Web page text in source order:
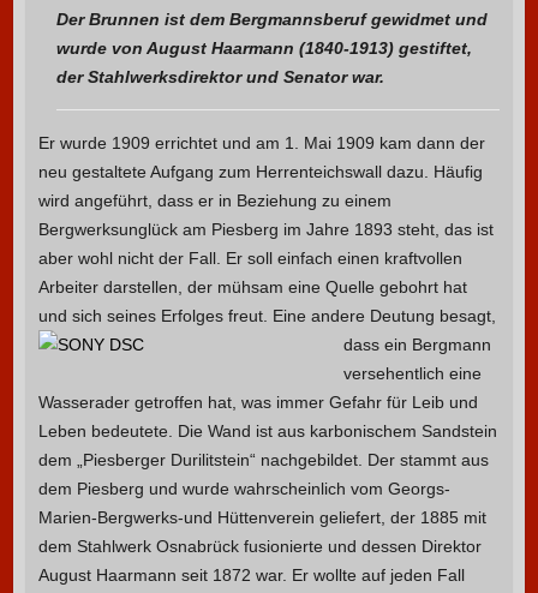
Der Brunnen ist dem Bergmannsberuf gewidmet und
wurde von August Haarmann (1840-1913) gestiftet,
der Stahlwerksdirektor und Senator war.
Er wurde 1909 errichtet und am 1. Mai 1909 kam dann der
neu gestaltete Aufgang zum Herrenteichswall dazu. Häufig
wird angeführt, dass er in Beziehung zu einem
Bergwerksunglück am Piesberg im Jahre 1893 steht, das ist
aber wohl nicht der Fall. Er soll einfach einen kraftvollen
Arbeiter darstellen, der mühsam eine Quelle gebohrt hat
und sich seines Erfolges freut. Eine andere Deutung besagt,
dass ein Bergmann
versehentlich eine
Wasserader getroffen hat, was immer Gefahr für Leib und
Leben bedeutete. Die Wand ist aus karbonischem Sandstein
dem „Piesberger Durilitstein“ nachgebildet. Der stammt aus
dem Piesberg und wurde wahrscheinlich vom Georgs-
Marien-Bergwerks-und Hüttenverein geliefert, der 1885 mit
dem Stahlwerk Osnabrück fusionierte und dessen Direktor
August Haarmann seit 1872 war. Er wollte auf jeden Fall